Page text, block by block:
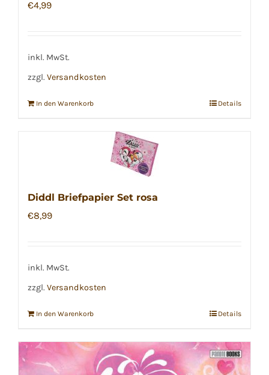
€4,99
inkl. MwSt.
zzgl. Versandkosten
In den Warenkorb Details
Diddl Briefpapier Set rosa
€8,99
inkl. MwSt.
zzgl. Versandkosten
In den Warenkorb Details